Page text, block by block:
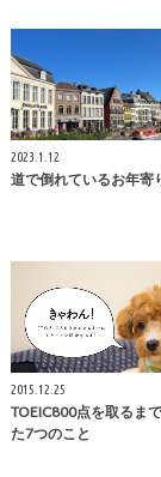
2023.1.12
道で倒れているお年寄
2015.12.25
TOEIC800点を取るま
た7つのこと